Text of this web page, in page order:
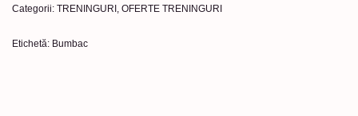
Categorii: TRENINGURI , OFERTE TRENINGURI
Etichetă: Bumbac